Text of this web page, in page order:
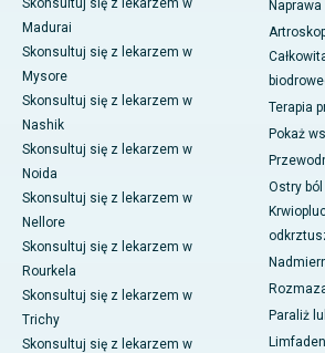
Skonsultuj się z lekarzem w
Madurai
Skonsultuj się z lekarzem w
Mysore
Skonsultuj się z lekarzem w
Nashik
Skonsultuj się z lekarzem w
Noida
Skonsultuj się z lekarzem w
Nellore
Skonsultuj się z lekarzem w
Rourkela
Skonsultuj się z lekarzem w
Trichy
Skonsultuj się z lekarzem w
Terapia
Pokaż
Ostry
Paraliż